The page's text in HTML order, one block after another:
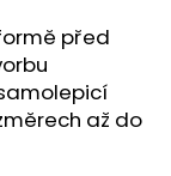
před
až do